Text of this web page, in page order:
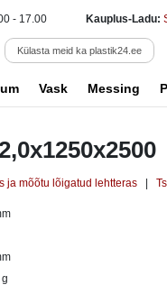
- 17.00 Kauplus-Ladu:
Külasta meid ka plastik24.ee
Vask Messing
ja mõõtu lõigatud lehtteras